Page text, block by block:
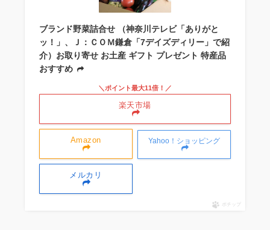
ブランド野菜詰合せ （神奈川テレビ「ありがと
ッ！」、Ｊ：ＣＯＭ鎌倉「7デイズディリー」で紹
介）お取り寄せ お土産 ギフト プレゼント 特産品
おすすめ
Amazon
＼ポイント最大11倍！／
楽天市場
Yahoo！ショッピング
メルカリ
ポチップ